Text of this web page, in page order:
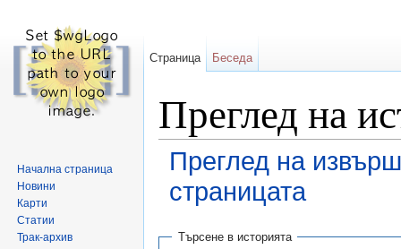
Преглед на
Преглед на
страницата
Търсене в историята
Страница Беседа
Начална страница
Новини
Карти
Статии
Трак-архив